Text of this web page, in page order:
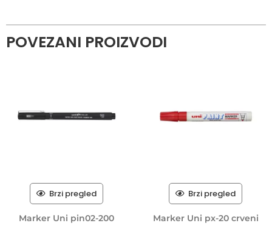
POVEZANI PROIZVODI
Brzi pregled
Marker Uni pin02-200
Brzi pregled
Marker Uni px-20 crveni